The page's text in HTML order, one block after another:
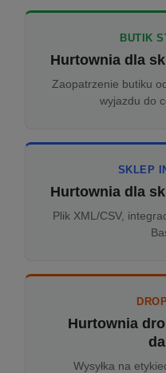
BUTIK
Hurtownia dla
Zaopatrzenie butiku
wyjazdu do
SKLEP
Hurtownia dla
Plik XML/CSV,
Hurtownia
Wysyłka na